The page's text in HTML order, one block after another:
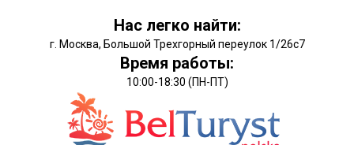
Нас легко найти:
г. Москва, Большой Трехгорный переулок 1/26с7
Время работы:
10:00-18:30 (ПН-ПТ)